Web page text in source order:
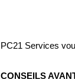
PC21 Services
CONSEILS